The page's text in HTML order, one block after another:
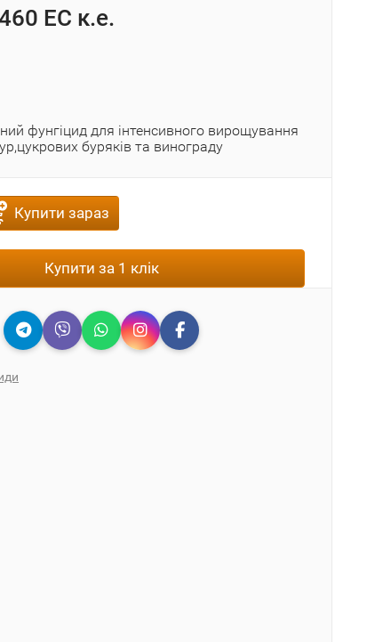
ЕС к.е.
фунгіцид для інтенсивного вирощування
буряків та винограду
Купити зараз
Купити за 1 клік